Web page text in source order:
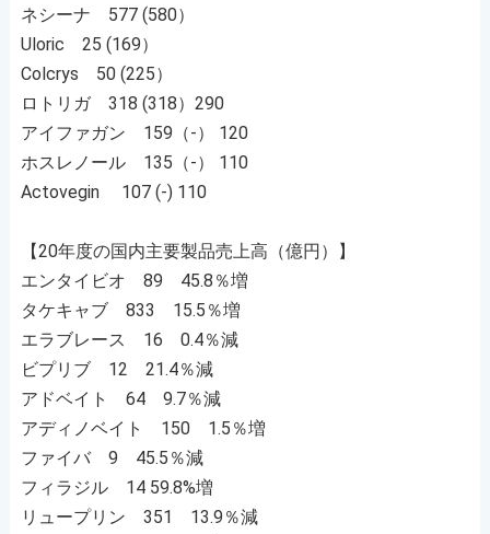
ネシーナ 577 (580）
Uloric 25 (169）
Colcrys 50 (225）
ロトリガ 318 (318）290
アイファガン 159（-） 120
ホスレノール 135（-） 110
Actovegin 107 (-) 110
【20年度の国内主要製品売上高（億円）】
エンタイビオ 89 45.8％増
タケキャブ 833 15.5％増
エラブレース 16 0.4％減
ビプリブ 12 21.4％減
アドベイト 64 9.7％減
アディノベイト 150 1.5％増
ファイバ 9 45.5％減
フィラジル 14 59.8%増
リュープリン 351 13.9％減